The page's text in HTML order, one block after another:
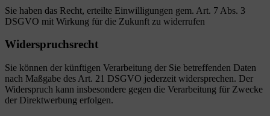
Sie haben das Recht, erteilte Einwilligungen gem. Art. 7 Abs. 3
DSGVO mit Wirkung für die Zukunft zu widerrufen
Widerspruchsrecht
Sie können der künftigen Verarbeitung der Sie betreffenden Daten
nach Maßgabe des Art. 21 DSGVO jederzeit widersprechen. Der
Widerspruch kann insbesondere gegen die Verarbeitung für Zwecke
der Direktwerbung erfolgen.